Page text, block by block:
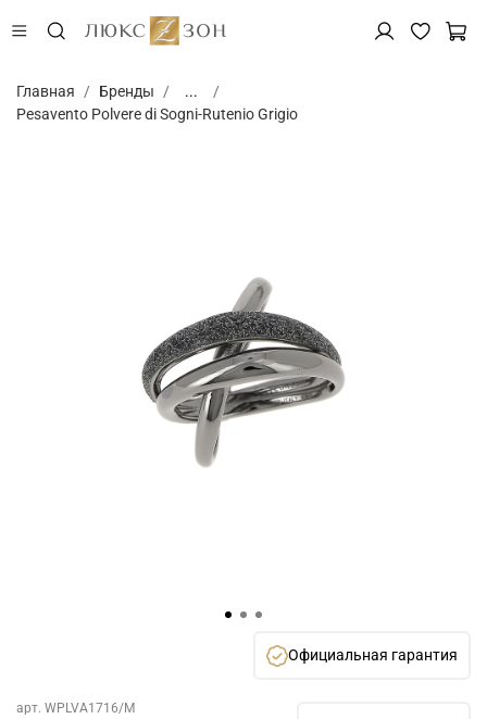
Главная Бренды
...
Pesavento Polvere di Sogni-Rutenio Grigio
Официальная гарантия
арт. WPLVA1716/M